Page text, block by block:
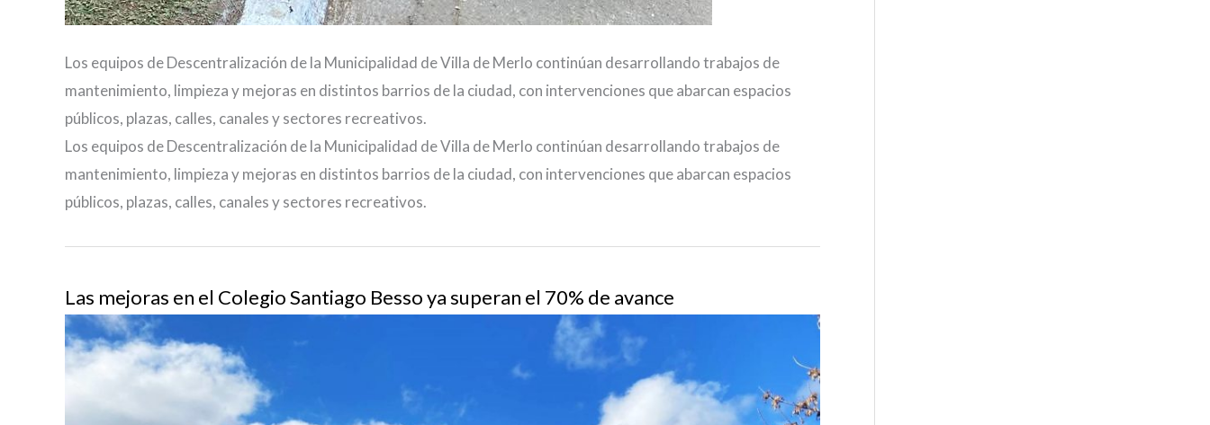
Los equipos de Descentralización de la Municipalidad de Villa de Merlo continúan desarrollando trabajos de
mantenimiento, limpieza y mejoras en distintos barrios de la ciudad, con intervenciones que abarcan espacios
públicos, plazas, calles, canales y sectores recreativos.
Los equipos de Descentralización de la Municipalidad de Villa de Merlo continúan desarrollando trabajos de
mantenimiento, limpieza y mejoras en distintos barrios de la ciudad, con intervenciones que abarcan espacios
públicos, plazas, calles, canales y sectores recreativos.
Las mejoras en el Colegio Santiago Besso ya superan el 70% de avance